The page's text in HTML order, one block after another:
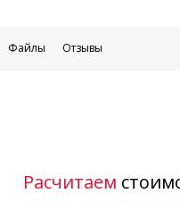
Файлы Отзывы
Расчитаем